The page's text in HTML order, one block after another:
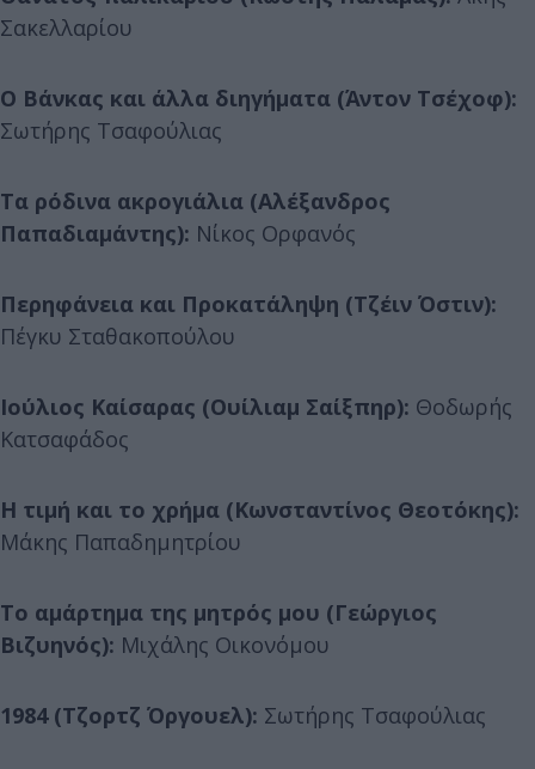
Σακελλαρίου
Ο Βάνκας και άλλα διηγήματα (Άντον Τσέχοφ):
Σωτήρης Τσαφούλιας
Τα ρόδινα ακρογιάλια (Αλέξανδρος
Παπαδιαμάντης): Νίκος Ορφανός
Περηφάνεια και Προκατάληψη (Τζέιν Όστιν):
Πέγκυ Σταθακοπούλου
Ιούλιος Καίσαρας (Ουίλιαμ Σαίξπηρ): Θοδωρής
Κατσαφάδος
Η τιμή και το χρήμα (Κωνσταντίνος Θεοτόκης):
Μάκης Παπαδημητρίου
Το αμάρτημα της μητρός μου (Γεώργιος
Βιζυηνός): Μιχάλης Οικονόμου
1984 (Τζορτζ Όργουελ): Σωτήρης Τσαφούλιας